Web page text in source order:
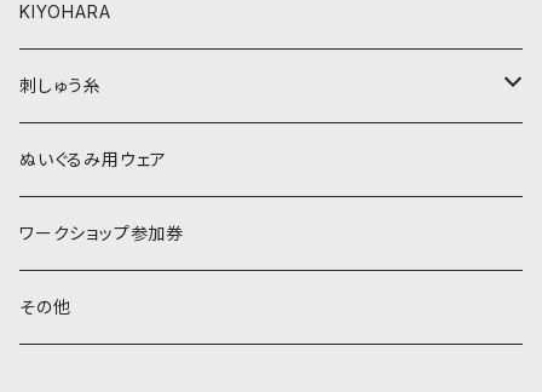
KIYOHARA
刺しゅう糸
COSMO 25番刺しゅう糸
ぬいぐるみ用ウェア
ワークショップ参加券
その他